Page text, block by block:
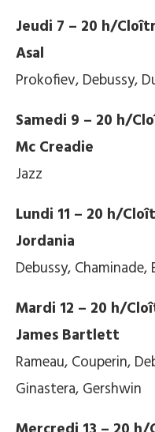
Jeudi 7 – 20 h/
Asal
Prokofiev, Debussy,
Samedi 9 – 20 h/
Mc Creadie
Jazz
Lundi 11 – 20 h/
Jordania
Debussy,
Mardi 12 – 20 h/
James Bartlett
Rameau, Couperin,
Ginastera, Gershwin